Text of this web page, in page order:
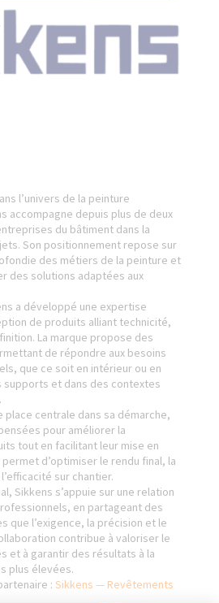
l’univers de la peinture
accompagne depuis plus de deux
du bâtiment dans la
Son positionnement repose sur
des métiers de la peinture et
des solutions adaptées aux
a développé une expertise
de produits alliant technicité,
La marque propose des
de répondre aux besoins
que ce soit en intérieur ou en
et dans des contextes
place centrale dans sa démarche,
pour améliorer la
tout en facilitant leur mise en
d’optimiser le rendu final, la
sur chantier.
Sikkens s’appuie sur une relation
en partageant des
que l’exigence, la précision et le
contribue à valoriser le
et à garantir des résultats à la
plus élevées.
:Sikkens — Revêtements